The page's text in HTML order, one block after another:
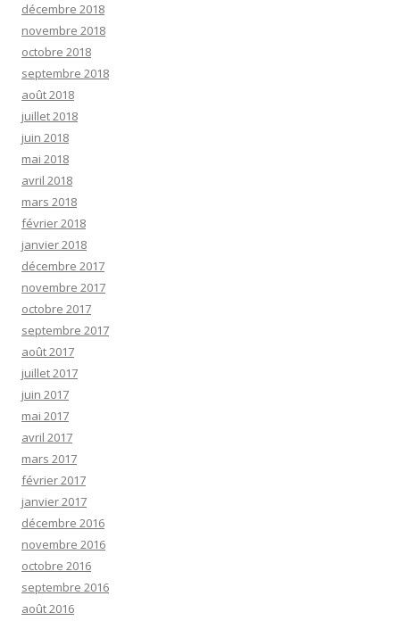
décembre 2018
novembre 2018
octobre 2018
septembre 2018
août 2018
juillet 2018
juin 2018
mai 2018
avril 2018
mars 2018
février 2018
janvier 2018
décembre 2017
novembre 2017
octobre 2017
septembre 2017
août 2017
juillet 2017
juin 2017
mai 2017
avril 2017
mars 2017
février 2017
janvier 2017
décembre 2016
novembre 2016
octobre 2016
septembre 2016
août 2016